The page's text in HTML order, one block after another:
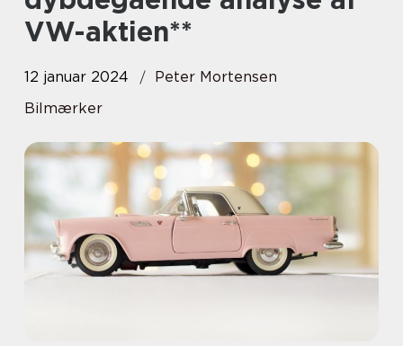
VW-aktien**
12 januar 2024
Peter Mortensen
Bilmærker